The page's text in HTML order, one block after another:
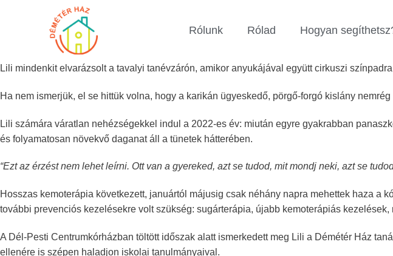
Rólunk Rólad Hogyan
Lili mindenkit elvarázsolt a tavalyi tanévzárón, amikor anyukájával együtt cirkuszi
Ha nem ismerjük, el se hittük volna, hogy a karikán ügyeskedő, pörgő-forgó kislány
Lili számára váratlan nehézségekkel indul a 2022-es év: miután egyre gyakrabban
és folyamatosan növekvő daganat áll a tünetek hátterében.
“Ezt az érzést nem lehet leírni. Ott van a gyereked, azt se tudod, mit mondj neki, azt se
Hosszas kemoterápia következett, januártól májusig csak néhány napra mehettek haza a
további prevenciós kezelésekre volt szükség: sugárterápia, újabb kemoterápiás
A Dél-Pesti Centrumkórházban töltött időszak alatt ismerkedett meg Lili a Démétér Ház
ellenére is szépen haladjon iskolai tanulmányaival.